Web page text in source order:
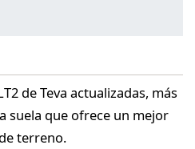
de Teva actualizadas, más
suela que ofrece un mejor
terreno.